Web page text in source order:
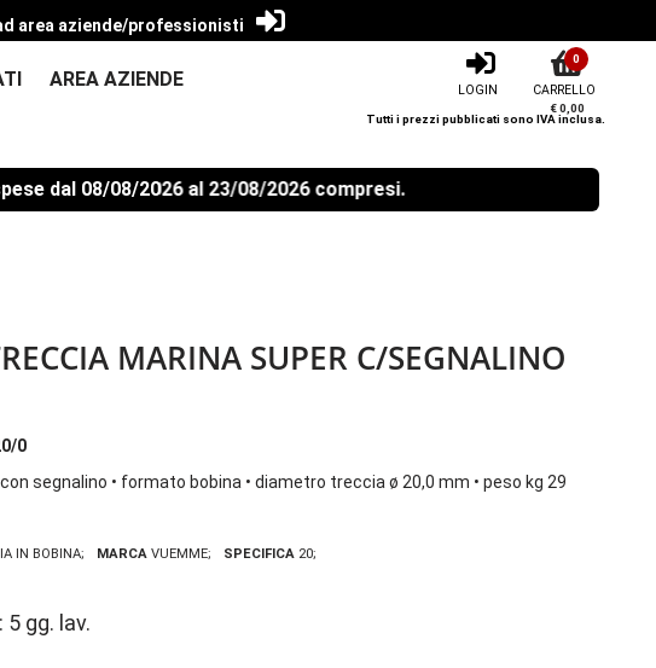
area aziende/professionisti
Tutti i prezzi pubblicati sono IVA inclusa.
LOGIN CARRELLO
0
€ 0,00
AREA AZIENDE
08/08/2026 al 23/08/2026 compresi.
MARINA SUPER C/SEGNALINO
0
segnalino • formato bobina • diametro treccia ø 20,0 mm • peso kg 29
IN BOBINA MARCA VUEMME SPECIFICA 20
5 gg. lav.